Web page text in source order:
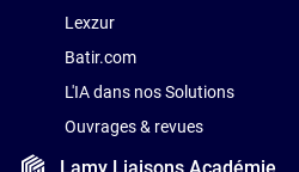
Lexzur
Batir.com
L'IA dans nos Solutions
Ouvrages & revues